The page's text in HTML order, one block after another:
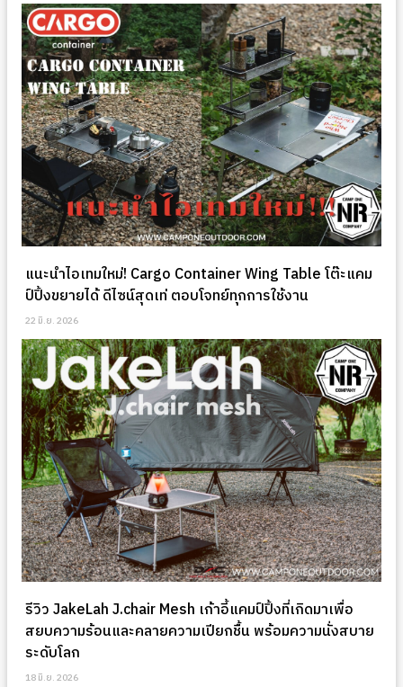
แนะนำไอเทมใหม่! Cargo Container Wing Table โต๊ะแคม
ป์ปิ้งขยายได้ ดีไซน์สุดเท่ ตอบโจทย์ทุกการใช้งาน
22 มิ.ย. 2026
รีวิว JakeLah J.chair Mesh เก้าอี้แคมป์ปิ้งที่เกิดมาเพื่อ
สยบความร้อนและคลายความเปียกชื้น พร้อมความนั่งสบาย
ระดับโลก
18 มิ.ย. 2026